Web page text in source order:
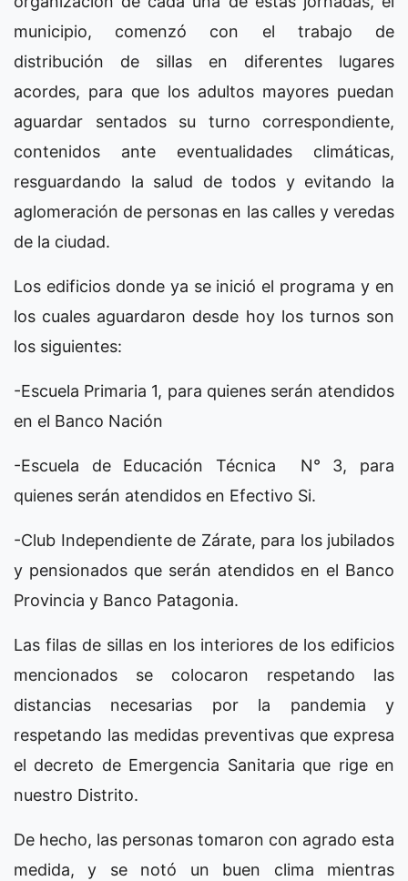
municipio, comenzó con el trabajo de
distribución de sillas en diferentes lugares
acordes, para que los adultos mayores puedan
aguardar sentados su turno correspondiente,
contenidos ante eventualidades climáticas,
resguardando la salud de todos y evitando la
aglomeración de personas en las calles y veredas
de la ciudad.
Los edificios donde ya se inició el programa y en
los cuales aguardaron desde hoy los turnos son
los siguientes:
-Escuela Primaria 1, para quienes serán atendidos
en el Banco Nación
-Escuela de Educación Técnica N° 3, para
quienes serán atendidos en Efectivo Si.
-Club Independiente de Zárate, para los jubilados
y pensionados que serán atendidos en el Banco
Provincia y Banco Patagonia.
Las filas de sillas en los interiores de los edificios
mencionados se colocaron respetando las
distancias necesarias por la pandemia y
respetando las medidas preventivas que expresa
el decreto de Emergencia Sanitaria que rige en
nuestro Distrito.
De hecho, las personas tomaron con agrado esta
medida, y se notó un buen clima mientras